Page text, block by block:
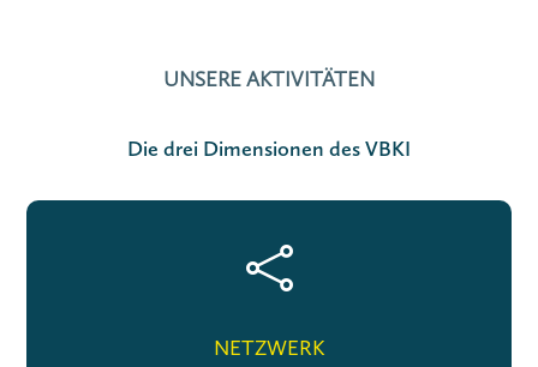
UNSERE AKTIVITÄTEN
Die drei Dimensionen des VBKI

NETZWERK